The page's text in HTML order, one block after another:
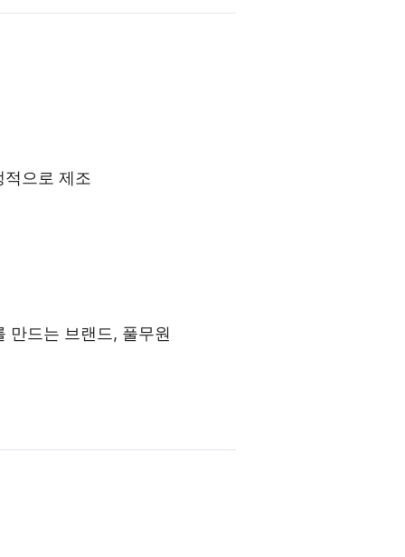
으로 제조
만드는 브랜드, 풀무원